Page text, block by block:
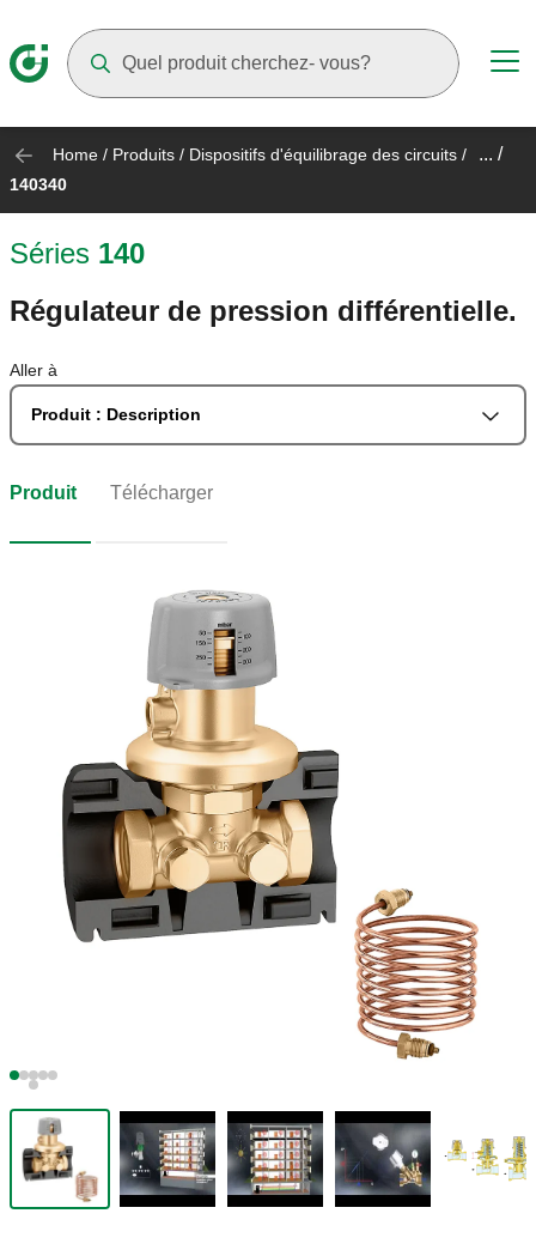
Home / Produits / Dispositifs d'équilibrage des circuits / ... /
140340
Séries 140
Régulateur de pression différentielle.
Aller à
Produit : Description
Produit Télécharger